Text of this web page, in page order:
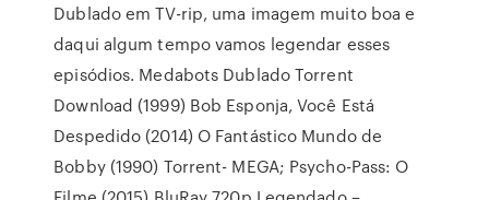
Dublado em TV-rip, uma imagem muito boa e
daqui algum tempo vamos legendar esses
episódios. Medabots Dublado Torrent
Download (1999) Bob Esponja, Você Está
Despedido (2014) O Fantástico Mundo de
Bobby (1990) Torrent- MEGA; Psycho-Pass: O